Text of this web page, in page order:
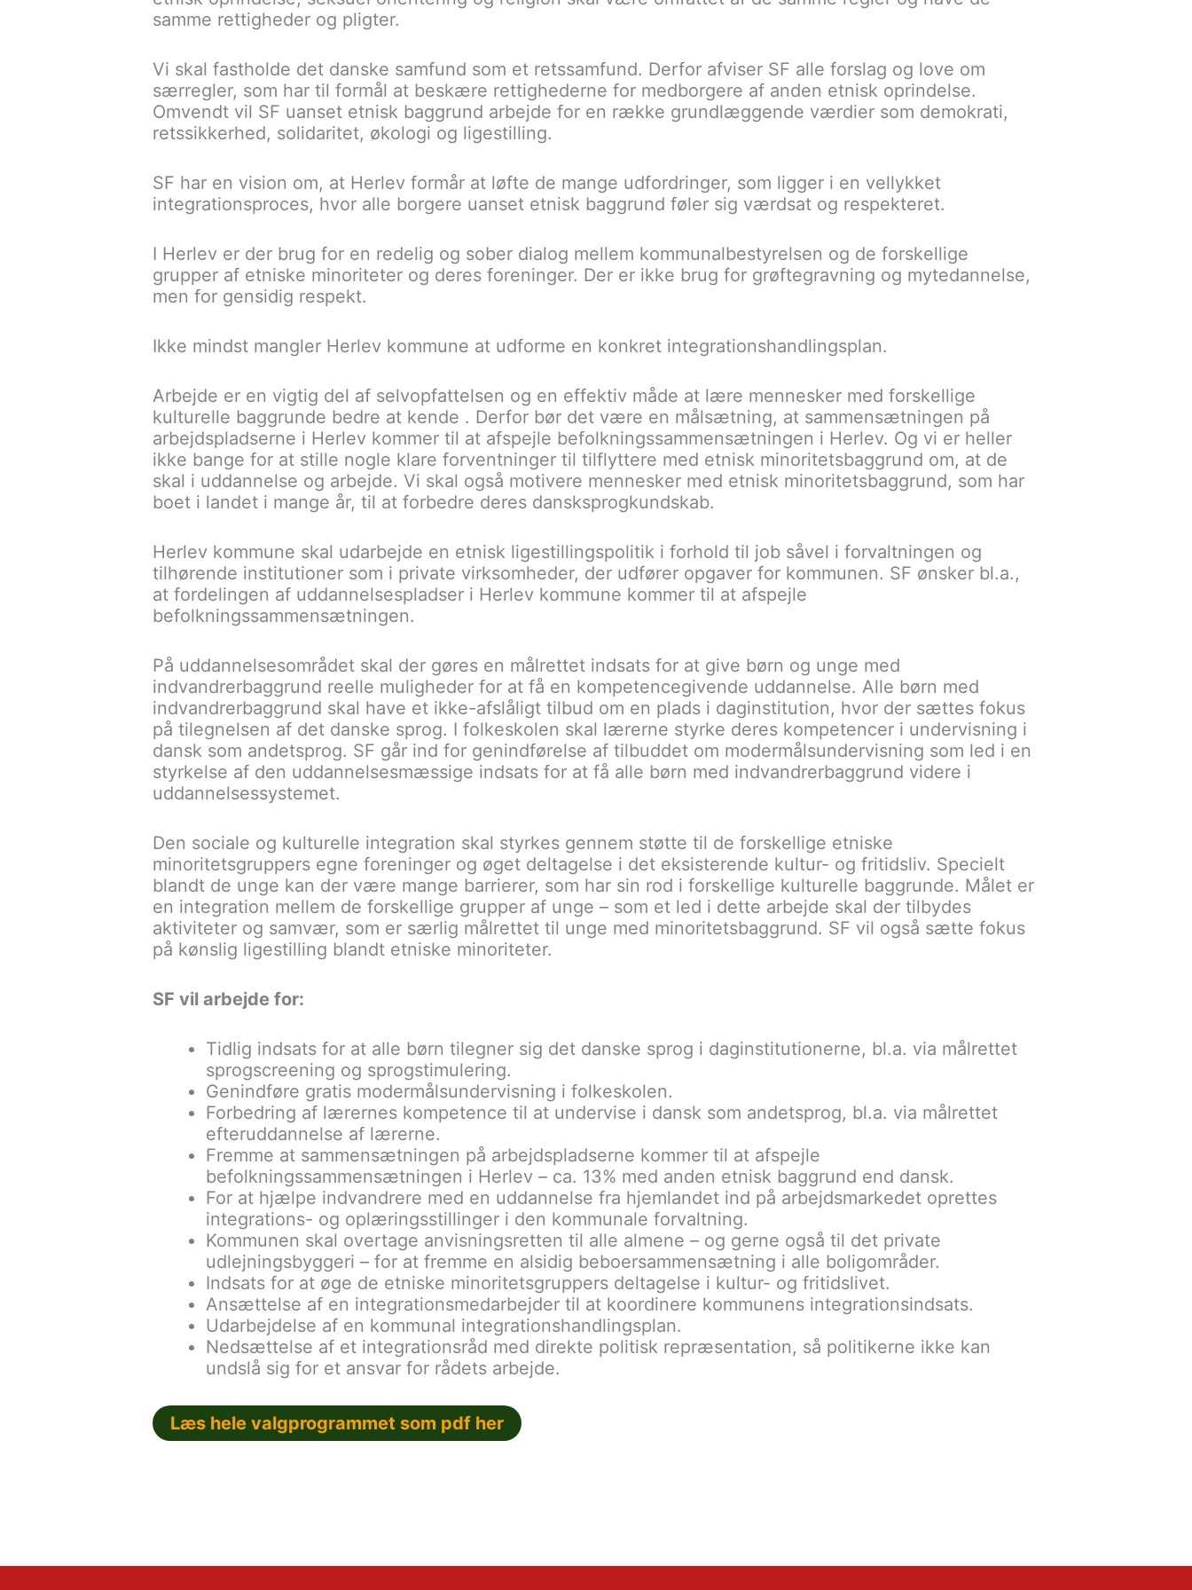
samme rettigheder og pligter.
Vi skal fastholde det danske samfund som et retssamfund. Derfor afviser SF alle forslag og love om
særregler, som har til formål at beskære rettighederne for medborgere af anden etnisk oprindelse.
Omvendt vil SF uanset etnisk baggrund arbejde for en række grundlæggende værdier som demokrati,
retssikkerhed, solidaritet, økologi og ligestilling.
SF har en vision om, at Herlev formår at løfte de mange udfordringer, som ligger i en vellykket
integrationsproces, hvor alle borgere uanset etnisk baggrund føler sig værdsat og respekteret.
I Herlev er der brug for en redelig og sober dialog mellem kommunalbestyrelsen og de forskellige
grupper af etniske minoriteter og deres foreninger. Der er ikke brug for grøftegravning og mytedannelse,
men for gensidig respekt.
Ikke mindst mangler Herlev kommune at udforme en konkret integrationshandlingsplan.
Arbejde er en vigtig del af selvopfattelsen og en effektiv måde at lære mennesker med forskellige
kulturelle baggrunde bedre at kende . Derfor bør det være en målsætning, at sammensætningen på
arbejdspladserne i Herlev kommer til at afspejle befolkningssammensætningen i Herlev. Og vi er heller
ikke bange for at stille nogle klare forventninger til tilflyttere med etnisk minoritetsbaggrund om, at de
skal i uddannelse og arbejde. Vi skal også motivere mennesker med etnisk minoritetsbaggrund, som har
boet i landet i mange år, til at forbedre deres dansksprogkundskab.
Herlev kommune skal udarbejde en etnisk ligestillingspolitik i forhold til job såvel i forvaltningen og
tilhørende institutioner som i private virksomheder, der udfører opgaver for kommunen. SF ønsker bl.a.,
at fordelingen af uddannelsespladser i Herlev kommune kommer til at afspejle
befolkningssammensætningen.
På uddannelsesområdet skal der gøres en målrettet indsats for at give børn og unge med
indvandrerbaggrund reelle muligheder for at få en kompetencegivende uddannelse. Alle børn med
indvandrerbaggrund skal have et ikke-afslåligt tilbud om en plads i daginstitution, hvor der sættes fokus
på tilegnelsen af det danske sprog. I folkeskolen skal lærerne styrke deres kompetencer i undervisning i
dansk som andetsprog. SF går ind for genindførelse af tilbuddet om modermålsundervisning som led i en
styrkelse af den uddannelsesmæssige indsats for at få alle børn med indvandrerbaggrund videre i
uddannelsessystemet.
Den sociale og kulturelle integration skal styrkes gennem støtte til de forskellige etniske
minoritetsgruppers egne foreninger og øget deltagelse i det eksisterende kultur- og fritidsliv. Specielt
blandt de unge kan der være mange barrierer, som har sin rod i forskellige kulturelle baggrunde. Målet er
en integration mellem de forskellige grupper af unge – som et led i dette arbejde skal der tilbydes
aktiviteter og samvær, som er særlig målrettet til unge med minoritetsbaggrund. SF vil også sætte fokus
på kønslig ligestilling blandt etniske minoriteter.
SF vil arbejde for:
Tidlig indsats for at alle børn tilegner sig det danske sprog i daginstitutionerne, bl.a. via målrettet
sprogscreening og sprogstimulering.
Genindføre gratis modermålsundervisning i folkeskolen.
Forbedring af lærernes kompetence til at undervise i dansk som andetsprog, bl.a. via målrettet
efteruddannelse af lærerne.
Fremme at sammensætningen på arbejdspladserne kommer til at afspejle
befolkningssammensætningen i Herlev – ca. 13% med anden etnisk baggrund end dansk.
For at hjælpe indvandrere med en uddannelse fra hjemlandet ind på arbejdsmarkedet oprettes
integrations- og oplæringsstillinger i den kommunale forvaltning.
Kommunen skal overtage anvisningsretten til alle almene – og gerne også til det private
udlejningsbyggeri – for at fremme en alsidig beboersammensætning i alle boligområder.
Indsats for at øge de etniske minoritetsgruppers deltagelse i kultur- og fritidslivet.
Ansættelse af en integrationsmedarbejder til at koordinere kommunens integrationsindsats.
Udarbejdelse af en kommunal integrationshandlingsplan.
Nedsættelse af et integrationsråd med direkte politisk repræsentation, så politikerne ikke kan
undslå sig for et ansvar for rådets arbejde.
Læs hele valgprogrammet som pdf her